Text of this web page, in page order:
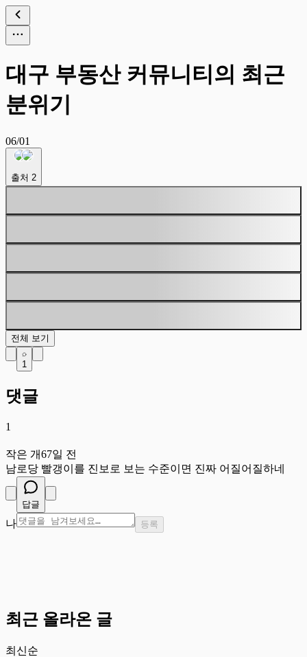
대구 부동산 커뮤니티의 최근
분위기
06/01
출처 2
전체 보기
1
댓글
1
작은 개67일 전
남로당 빨갱이를 진보로 보는 수준이면 진짜 어질어질하네
답글
나 등록
최근 올라온 글
최신순